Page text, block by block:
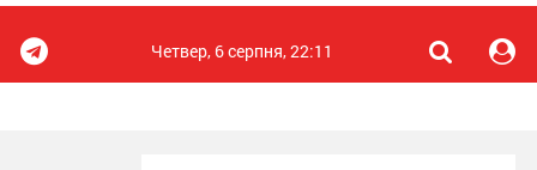
Четвер, 6 серпня, 22:11